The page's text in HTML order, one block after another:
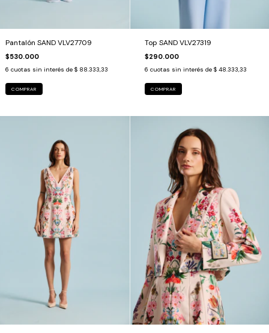
Pantalón SAND VLV27709
$530.000
6 cuotas sin interés de $ 88.333,33
COMPRAR
Top SAND VLV27319
$290.000
6 cuotas sin interés de $ 48.333,33
COMPRAR